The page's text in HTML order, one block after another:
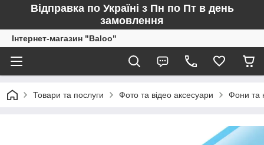
Відправка по Україні з Пн по Пт в день
замовлення
Інтернет-магазин "Baloo"
Товари та послуги Фото та відео аксесуари Фони та